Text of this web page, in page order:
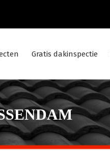
Gratis dakinspectie